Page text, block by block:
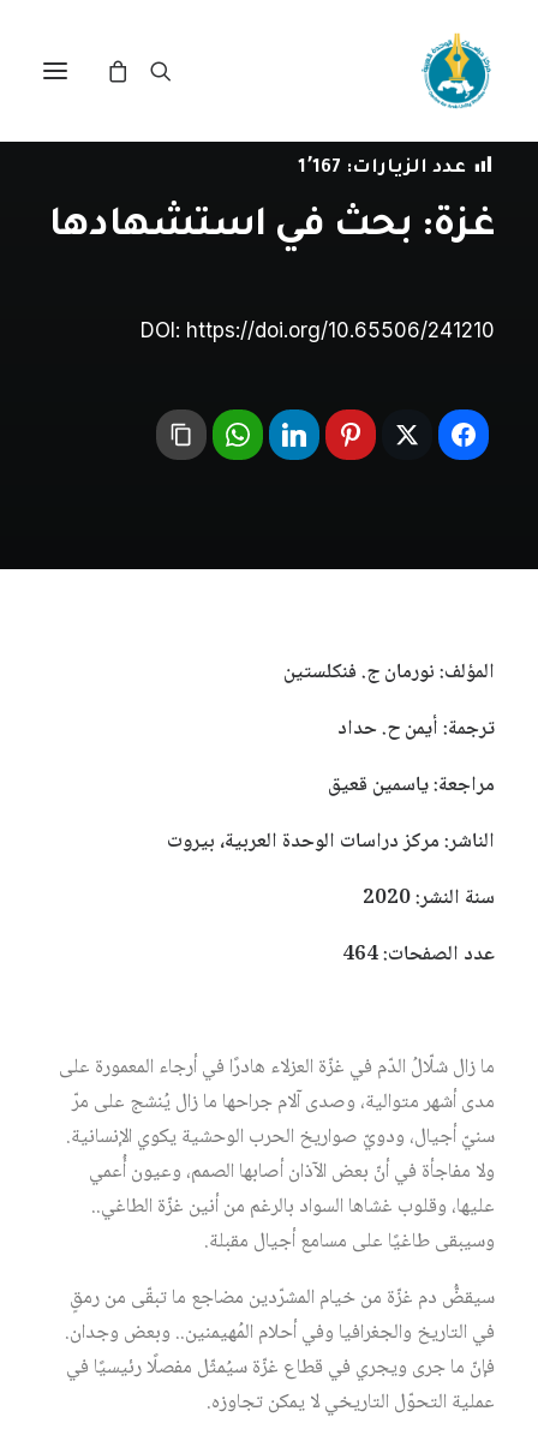
فيمراجعة اصدارات
عدد الزيارات: 1٬167
غزة: بحث في استشهادها
DOI: https://doi.org/10.65506/241210
المؤلف: نورمان ج. فنكلستين
ترجمة: أيمن ح. حداد
مراجعة: ياسمين قعيق
الناشر: مركز دراسات الوحدة العربية، بيروت
سنة النشر: 2020
عدد الصفحات: 464
ما زال شلّالُ الدّم في غزّة العزلاء هادرًا في أرجاء المعمورة على
مدى أشهر متوالية، وصدى آلام جراحها ما زال يُنشج على مرّ
سنيّ أجيال، ودويّ صواريخ الحرب الوحشية يكوي الإنسانية.
ولا مفاجأة في أنّ بعض الآذان أصابها الصمم، وعيون أُعمي
عليها، وقلوب غشاها السواد بالرغم من أنين غزّة الطاغي..
وسيبقى طاغيًا على مسامع أجيال مقبلة.
سيقضُّ دم غزّة من خيام المشرّدين مضاجع ما تبقّى من رمقٍ
في التاريخ والجغرافيا وفي أحلام المُهيمنين.. وبعض وجدان.
فإنّ ما جرى ويجري في قطاع غزّة سيُمثّل مفصلًا رئيسيًا في
عملية التحوّل التاريخي لا يمكن تجاوزه.